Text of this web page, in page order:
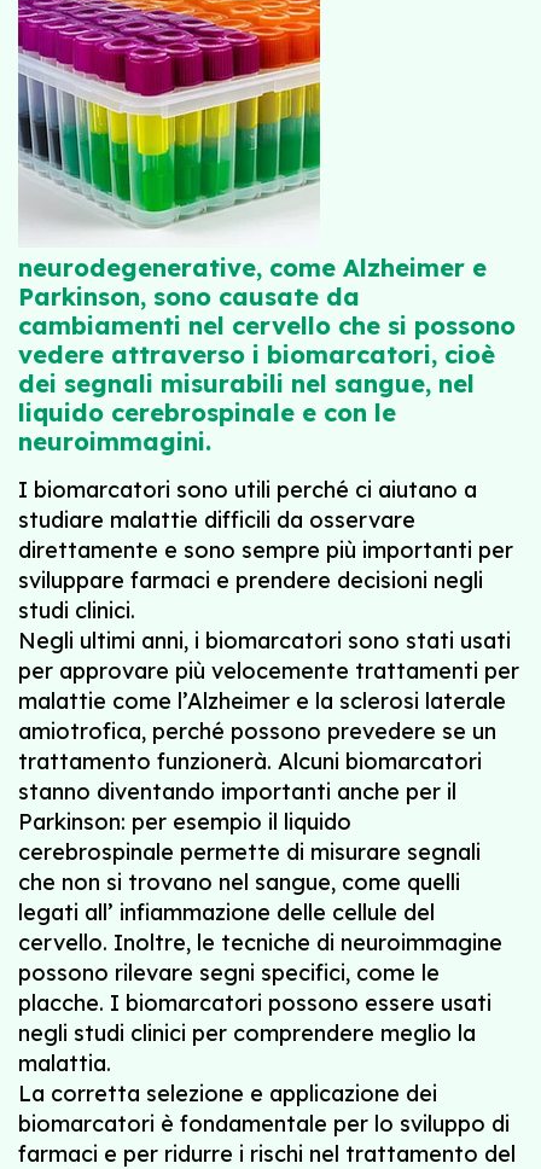
neurodegenerative, come Alzheimer e
Parkinson, sono causate da
cambiamenti nel cervello che si possono
vedere attraverso i biomarcatori, cioè
dei segnali misurabili nel sangue, nel
liquido cerebrospinale e con le
neuroimmagini.
I biomarcatori sono utili perché ci aiutano a
studiare malattie difficili da osservare
direttamente e sono sempre più importanti per
sviluppare farmaci e prendere decisioni negli
studi clinici.
Negli ultimi anni, i biomarcatori sono stati usati
per approvare più velocemente trattamenti per
malattie come l’Alzheimer e la sclerosi laterale
amiotrofica, perché possono prevedere se un
trattamento funzionerà. Alcuni biomarcatori
stanno diventando importanti anche per il
Parkinson: per esempio il liquido
cerebrospinale permette di misurare segnali
che non si trovano nel sangue, come quelli
legati all’ infiammazione delle cellule del
cervello. Inoltre, le tecniche di neuroimmagine
possono rilevare segni specifici, come le
placche. I biomarcatori possono essere usati
negli studi clinici per comprendere meglio la
malattia.
La corretta selezione e applicazione dei
biomarcatori è fondamentale per lo sviluppo di
farmaci e per ridurre i rischi nel trattamento del